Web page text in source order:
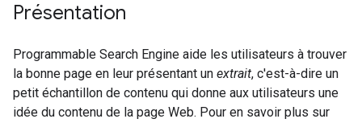
Présentation
Programmable Search Engine aide les utilisateurs à trouver
la bonne page en leur présentant un extrait, c'est-à-dire un
petit échantillon de contenu qui donne aux utilisateurs une
idée du contenu de la page Web. Pour en savoir plus sur